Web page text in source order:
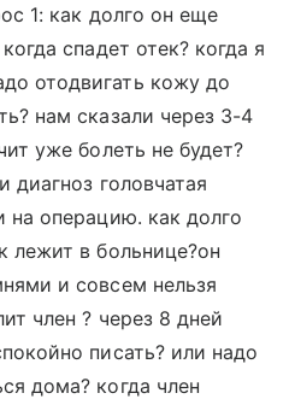
1: как долго он еще
спадет отек? когда я
отодвигать кожу до
нам сказали через 3-4
уже болеть не будет?
диагноз головчатая
на операцию. как долго
лежит в больнице?он
и совсем нельзя
член ? через 8 дней
писать? или надо
дома? когда член